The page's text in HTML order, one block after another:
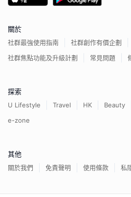
關於
社群最強使用指南
社群創作有價企劃
社群焦點功能及升級計劃
常見問題
探索
U Lifestyle Travel HK Beauty
e-zone
其他
關於我們 免責聲明 使用條款 私